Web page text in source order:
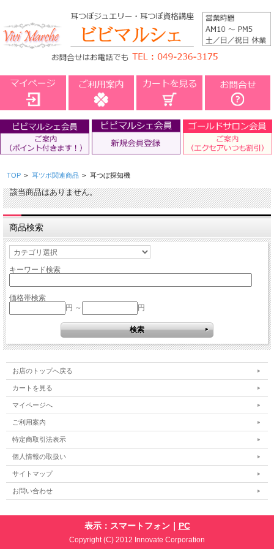
TOP > 耳ツボ関連商品 > 耳つぼ探知機
該当商品はありません。
商品検索
キーワード検索
価格帯検索
円 ～
円
お店のトップへ戻る
カートを見る
マイページへ
ご利用案内
特定商取引法表示
個人情報の取扱い
サイトマップ
お問い合わせ
表示：スマートフォン｜ PC
Copyright (C) 2012 Innovate Corporation